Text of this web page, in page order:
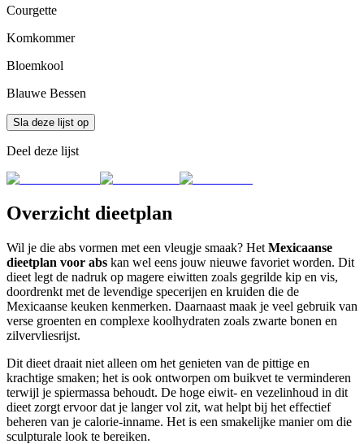
Courgette
Komkommer
Bloemkool
Blauwe Bessen
Sla deze lijst op
Deel deze lijst
Overzicht dieetplan
Wil je die abs vormen met een vleugje smaak? Het Mexicaanse
dieetplan voor abs kan wel eens jouw nieuwe favoriet worden. Dit
dieet legt de nadruk op magere eiwitten zoals gegrilde kip en vis,
doordrenkt met de levendige specerijen en kruiden die de
Mexicaanse keuken kenmerken. Daarnaast maak je veel gebruik van
verse groenten en complexe koolhydraten zoals zwarte bonen en
zilvervliesrijst.
Dit dieet draait niet alleen om het genieten van de pittige en
krachtige smaken; het is ook ontworpen om buikvet te verminderen
terwijl je spiermassa behoudt. De hoge eiwit- en vezelinhoud in dit
dieet zorgt ervoor dat je langer vol zit, wat helpt bij het effectief
beheren van je calorie-inname. Het is een smakelijke manier om die
sculpturale look te bereiken.